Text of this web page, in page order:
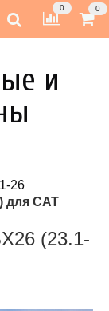
0 0
и
26
для CAT
(23.1-